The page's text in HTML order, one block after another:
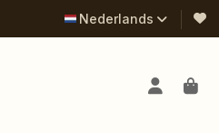
Nederlands